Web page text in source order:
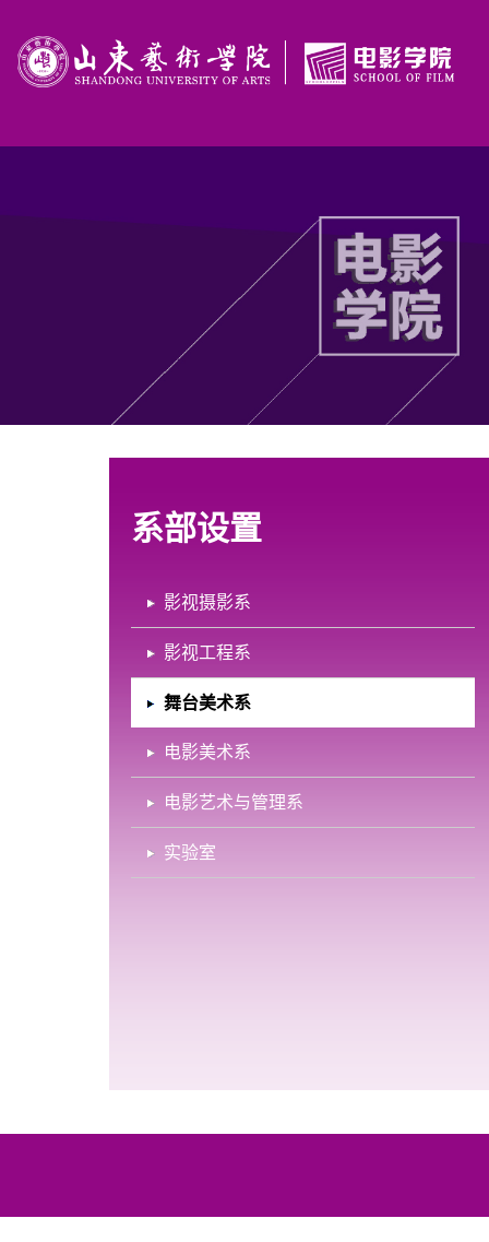
系部设置
影视摄影系
影视工程系
舞台美术系
电影美术系
电影艺术与管理系
实验室